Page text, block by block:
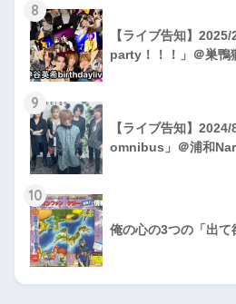
8
【ライブ告知】
party！！！」＠巣鴨
9
【ライブ告知】
omnibus」＠浦和
10
俺の心の3つの「出て